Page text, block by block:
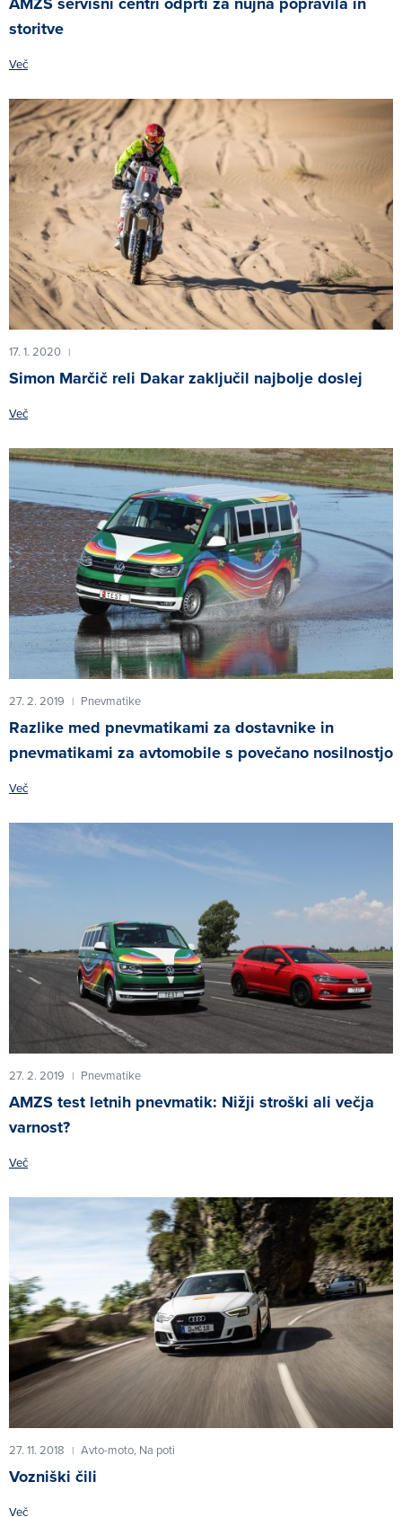
storitve
Več
17. 1. 2020 |
Simon Marčič reli Dakar zaključil najbolje doslej
Več
27. 2. 2019 | Pnevmatike
Razlike med pnevmatikami za dostavnike in
pnevmatikami za avtomobile s povečano nosilnostjo
Več
27. 2. 2019 | Pnevmatike
AMZS test letnih pnevmatik: Nižji stroški ali večja
varnost?
Več
27. 11. 2018 | Avto-moto, Na poti
Vozniški čili
Več